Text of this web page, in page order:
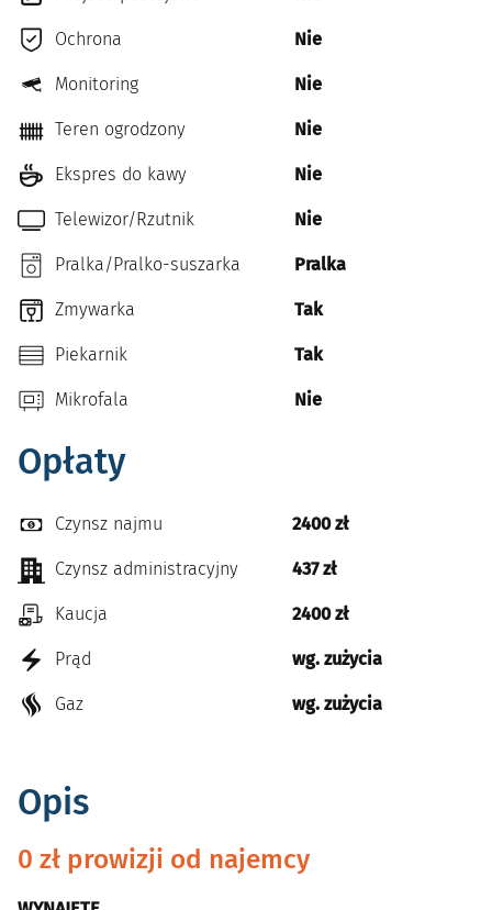
Ochrona Nie
Monitoring Nie
Teren ogrodzony Nie
Ekspres do kawy Nie
Telewizor/Rzutnik Nie
Pralka/Pralko-suszarka Pralka
Zmywarka Tak
Piekarnik Tak
Mikrofala Nie
Opłaty
Czynsz najmu 2400 zł
Czynsz administracyjny 437 zł
Kaucja 2400 zł
Prąd wg. zużycia
Gaz wg. zużycia
Opis
0 zł prowizji od najemcy